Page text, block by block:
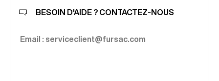
BESOIN D'AIDE ? CONTACTEZ-NOUS
Email : serviceclient@fursac.com